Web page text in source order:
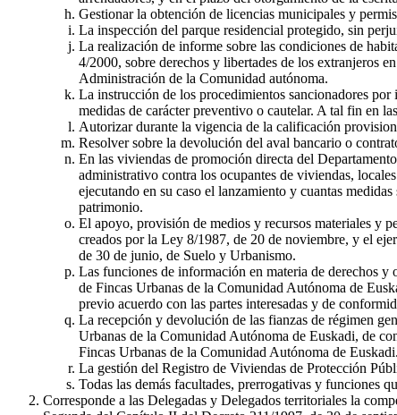
Gestionar la obtención de licencias municipales y
La inspección del parque residencial protegido, sin
La realización de informe sobre las condiciones de
4/2000, sobre derechos y libertades de los extranjeros
Administración de la Comunidad autónoma.
La instrucción de los procedimientos sancionadores
medidas de carácter preventivo o cautelar. A tal fin en
Autorizar durante la vigencia de la calificación
Resolver sobre la devolución del aval bancario o
En las viviendas de promoción directa del
administrativo contra los ocupantes de viviendas,
ejecutando en su caso el lanzamiento y cuantas
patrimonio.
El apoyo, provisión de medios y recursos materiales y
creados por la Ley 8/1987, de 20 de noviembre, y el
de 30 de junio, de Suelo y Urbanismo.
Las funciones de información en materia de derechos y
de Fincas Urbanas de la Comunidad Autónoma de
previo acuerdo con las partes interesadas y de
La recepción y devolución de las fianzas de régimen
Urbanas de la Comunidad Autónoma de Euskadi, de
Fincas Urbanas de la Comunidad Autónoma de Euskadi.
La gestión del Registro de Viviendas de Protección
Todas las demás facultades, prerrogativas y funciones
Corresponde a las Delegadas y Delegados territoriales la